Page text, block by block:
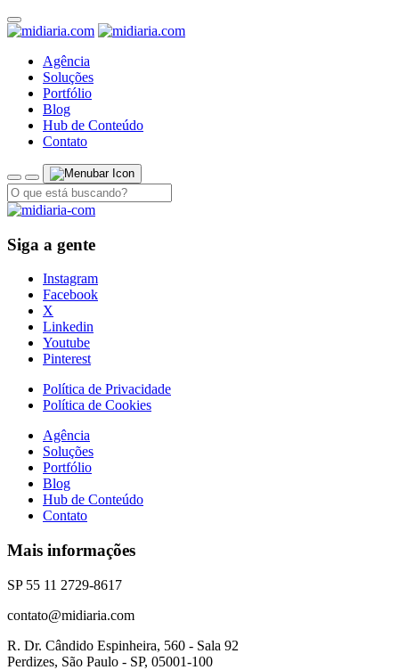
Agência
Soluções
Portfólio
Blog
Hub de Conteúdo
Contato
Siga a gente
Instagram
Facebook
X
Linkedin
Youtube
Pinterest
Política de Privacidade
Política de Cookies
Agência
Soluções
Portfólio
Blog
Hub de Conteúdo
Contato
Mais informações
SP 55 11 2729-8617
contato@midiaria.com
R. Dr. Cândido Espinheira, 560 - Sala 92
Perdizes, São Paulo - SP, 05001-100